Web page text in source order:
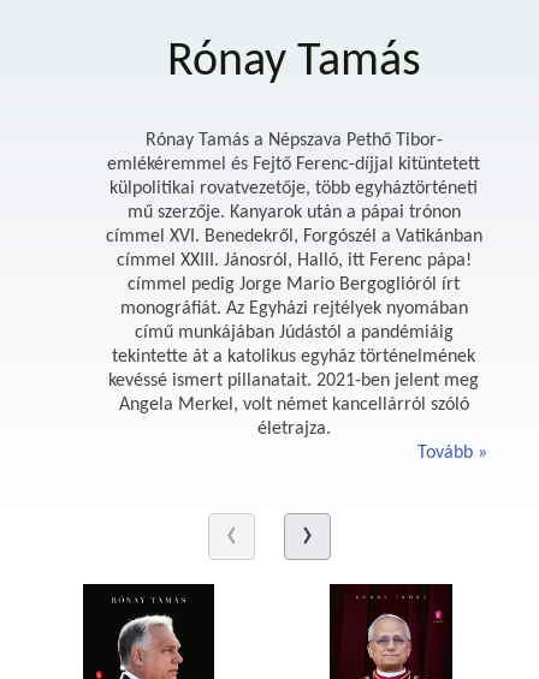
Rónay Tamás
Rónay Tamás a Népszava Pethő Tibor-
emlékéremmel és Fejtő Ferenc-díjjal kitüntetett
külpolitikai rovatvezetője, több egyháztörténeti
mű szerzője. Kanyarok után a pápai trónon
címmel XVI. Benedekről, Forgószél a Vatikánban
címmel XXIII. Jánosról, Halló, itt Ferenc pápa!
címmel pedig Jorge Mario Bergoglióról írt
monográfiát. Az Egyházi rejtélyek nyomában
című munkájában Júdástól a pandémiáig
tekintette át a katolikus egyház történelmének
kevéssé ismert pillanatait. 2021-ben jelent meg
Angela Merkel, volt német kancellárról szóló
életrajza.
Tovább